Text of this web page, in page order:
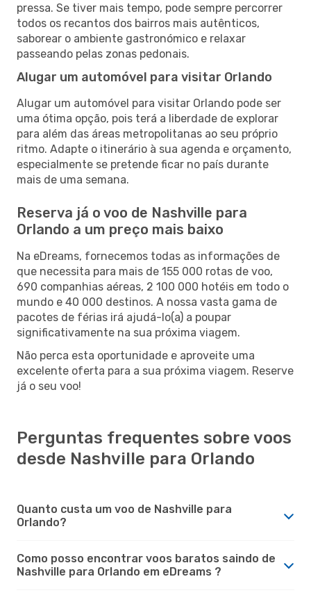
pressa. Se tiver mais tempo, pode sempre percorrer
todos os recantos dos bairros mais autênticos,
saborear o ambiente gastronómico e relaxar
passeando pelas zonas pedonais.
Alugar um automóvel para visitar Orlando
Alugar um automóvel para visitar Orlando pode ser
uma ótima opção, pois terá a liberdade de explorar
para além das áreas metropolitanas ao seu próprio
ritmo. Adapte o itinerário à sua agenda e orçamento,
especialmente se pretende ficar no país durante
mais de uma semana.
Reserva já o voo de Nashville para
Orlando a um preço mais baixo
Na eDreams, fornecemos todas as informações de
que necessita para mais de 155 000 rotas de voo,
690 companhias aéreas, 2 100 000 hotéis em todo o
mundo e 40 000 destinos. A nossa vasta gama de
pacotes de férias irá ajudá-lo(a) a poupar
significativamente na sua próxima viagem.
Não perca esta oportunidade e aproveite uma
excelente oferta para a sua próxima viagem. Reserve
já o seu voo!
Perguntas frequentes sobre voos
desde Nashville para Orlando
Quanto custa um voo de Nashville para
Orlando?
Como posso encontrar voos baratos saindo de
Nashville para Orlando em eDreams ?